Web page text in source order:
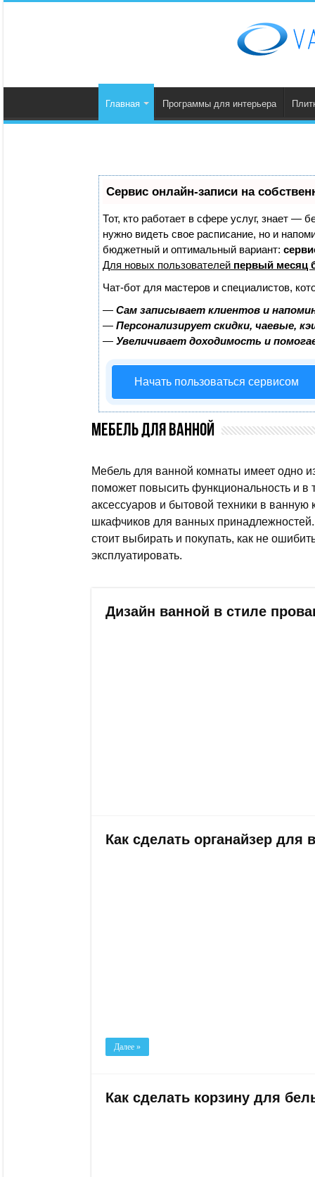
Главная Программы для интерьера
Сервис онлайн-записи на
Тот, кто работает в сфере услуг, знает —
нужно видеть свое расписание, но и
бюджетный и оптимальный вариант:
Для новых пользователей первый месяц
Чат-бот для мастеров и специалистов,
— Сам записывает клиентов и
— Персонализирует скидки, чаевые,
— Увеличивает доходимость и
Начать пользоваться сервисом
Мебель для ванной
Мебель для ванной комнаты имеет одно
поможет повысить функциональность и
аксессуаров и бытовой техники в
шкафчиков для ванных
стоит выбирать и покупать, как не
эксплуатировать.
Дизайн ванной в стиле
Как сделать органайзер для
Далее »
Как сделать корзину для